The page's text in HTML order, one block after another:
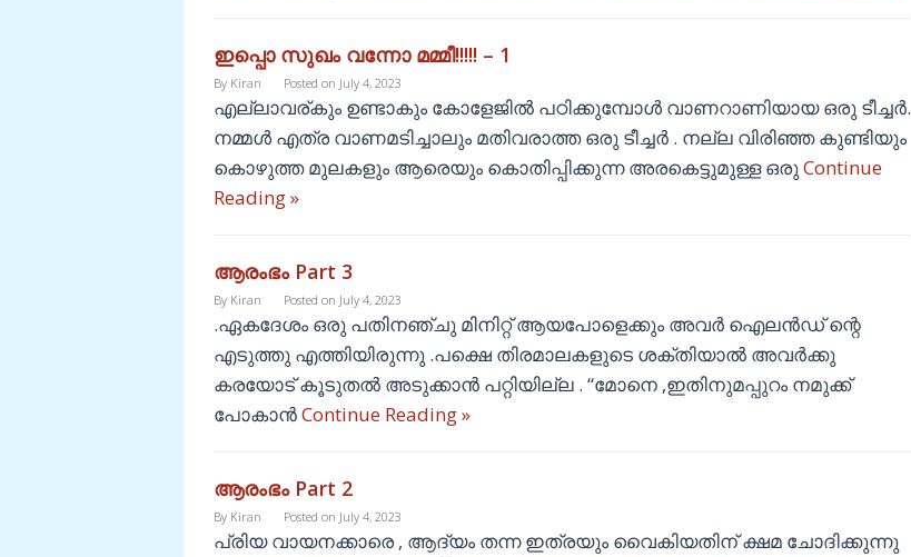
ഇപ്പൊ സുഖം വന്നോ മമ്മീ!!!!! – 1
By Kiran Posted on July 4, 2023
എല്ലാവര്കും ഉണ്ടാകും കോളേജിൽ പഠിക്കുമ്പോൾ വാണറാണിയായ ഒരു ടീച്ചർ.
നമ്മൾ എത്ര വാണമടിച്ചാലും മതിവരാത്ത ഒരു ടീച്ചർ . നല്ല വിരിഞ്ഞ കുണ്ടിയും
കൊഴുത്ത മുലകളും ആരെയും കൊതിപ്പിക്കുന്ന അരകെട്ടുമുള്ള ഒരുContinue
Reading »
ആരംഭം Part 3
By Kiran Posted on July 4, 2023
.ഏകദേശം ഒരു പതിനഞ്ചു മിനിറ്റ് ആയപോളെക്കും അവർ ഐലൻഡ് ന്റെ
എടുത്തു എത്തിയിരുന്നു .പക്ഷെ തിരമാലകളുടെ ശക്തിയാൽ അവർക്കു
കരയോട് കൂടുതൽ അടുക്കാൻ പറ്റിയില്ല . “മോനെ ,ഇതിനുമപ്പുറം നമുക്ക്
പോകാൻContinue Reading »
ആരംഭം Part 2
By Kiran Posted on July 4, 2023
പ്രിയ വായനക്കാരെ , ആദ്യം തന്ന ഇത്രയും വൈകിയതിന് ക്ഷമ ചോദിക്കുന്നു